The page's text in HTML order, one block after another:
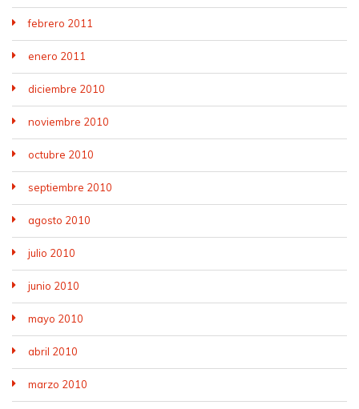
febrero 2011
enero 2011
diciembre 2010
noviembre 2010
octubre 2010
septiembre 2010
agosto 2010
julio 2010
junio 2010
mayo 2010
abril 2010
marzo 2010